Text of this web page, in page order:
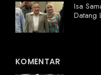
Isa
Datang
KOMENTAR